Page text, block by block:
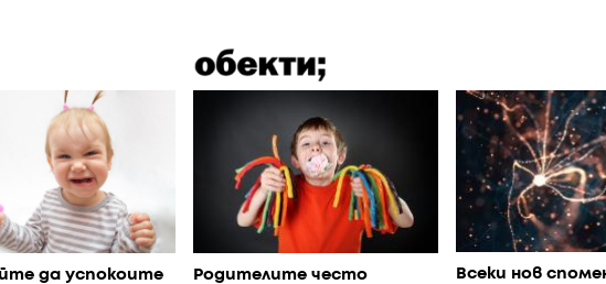
да успокоите
Родителите често
Всеки нов